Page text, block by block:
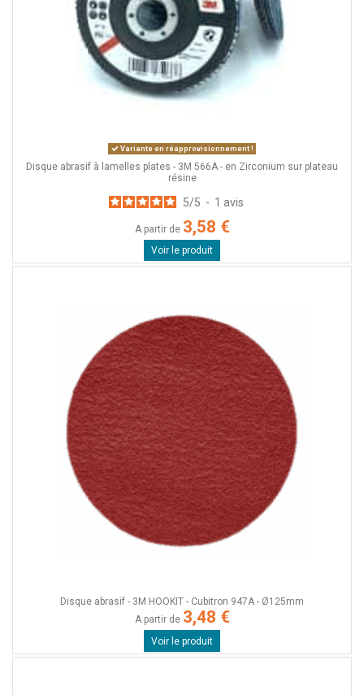
Variante en réapprovisionnement !
Disque abrasif à lamelles plates - 3M 566A - en Zirconium sur plateau
résine
5/5 - 1 avis
A partir de 3,58 €
Voir le produit
Disque abrasif - 3M HOOKIT - Cubitron 947A - Ø125mm
A partir de 3,48 €
Voir le produit